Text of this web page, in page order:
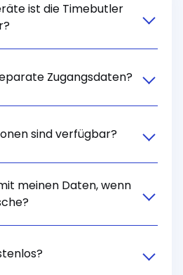
ist die Timebutler
Zugangsdaten?
sind verfügbar?
meinen Daten, wenn